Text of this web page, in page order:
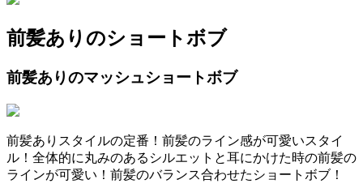
前髪ありのショートボブ
前髪ありのマッシュショートボブ
前髪ありスタイルの定番！前髪のライン感が可愛いスタイ
ル！全体的に丸みのあるシルエットと耳にかけた時の前髪の
ラインが可愛い！前髪のバランス合わせたショートボブ！